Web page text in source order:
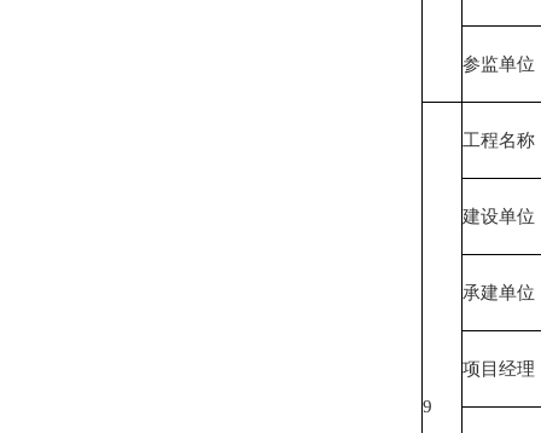
参监单位
9
工程名称
建设单位
承建单位
项目经理